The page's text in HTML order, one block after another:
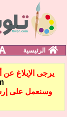
الرئيسية
يرجى الإبلاغ عن
وسنعمل على